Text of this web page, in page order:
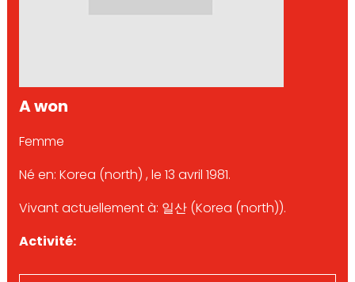
A won
Femme
Né en: Korea (north) , le 13 avril 1981.
Vivant actuellement à: 일산 (Korea (north)).
Activité: